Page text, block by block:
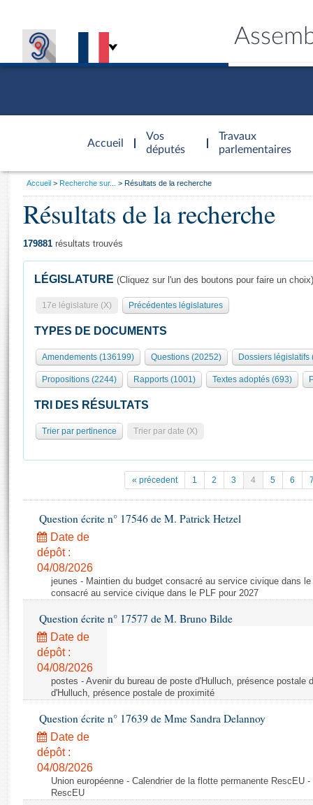
Accueil
d'accueil
Vos
députés
Travaux
parlementaires
Présidence
577 députés
Groupes politiques
Séance publique
Commissions et autres organes
Europe et International
Pétitions
Projets de loi
Propositions de loi
Amendements
Textes adoptés
Rapports législatifs
Rapports sur l'application des lois
Baromètre de l’application des lois
Dossiers législatifs
Budget et sécurité sociale
Questions écrites et orales
Comptes rendus des débats
Général
Rôle et pouvoirs de l'Assemblée
Organisation de l'Assemblée
Présidence Conférence des Présidents Bureau Collège des
Statistiques et chiffres clés
Documents de référence
( Constitution | Règlement de l'Assemblée ... )
Histoire
Juniors
Anciennes législatures
Visiter l'Assemblée
Visite virtuelle du palais Bourbon
Assister à une séance
Contacts et plan d'accès
Photos libres de droit
Vous
Accueil Recherche sur... Résultats de la recherche
Résultats de la recherche
179881 résultats trouvés
LÉGISLATURE (Cliquez sur l'un des boutons pour faire un choix)
17e législature (X) Précédentes législatures
TYPES DE DOCUMENTS
Amendements (136199) Questions (20252) Dossiers législatifs
Propositions (2244) Rapports (1001) Textes adoptés (693)
TRI DES RÉSULTATS
Trier par pertinence Trier par date (X)
« précedent 1 2 3 4 5 6
Question écrite n° 17546 de M. Patrick Hetzel
Date de
dépôt :
04/08/2026
jeunes - Maintien du budget consacré au service civique dans
consacré au service civique dans le PLF pour 2027
Question écrite n° 17577 de M. Bruno Bilde
Date de
dépôt :
04/08/2026
postes - Avenir du bureau de poste d'Hulluch, présence postale
d'Hulluch, présence postale de proximité
Question écrite n° 17639 de Mme Sandra Delannoy
Date de
dépôt :
04/08/2026
Union européenne - Calendrier de la flotte permanente RescEU
RescEU